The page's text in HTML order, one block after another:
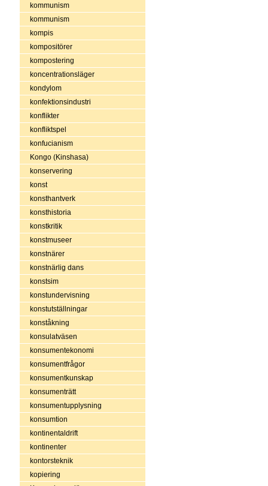
kommunism
kommunism
kompis
kompositörer
kompostering
koncentrationsläger
kondylom
konfektionsindustri
konflikter
konfliktspel
konfucianism
Kongo (Kinshasa)
konservering
konst
konsthantverk
konsthistoria
konstkritik
konstmuseer
konstnärer
konstnärlig dans
konstsim
konstundervisning
konstutställningar
konståkning
konsulatväsen
konsumentekonomi
konsumentfrågor
konsumentkunskap
konsumenträtt
konsumentupplysning
konsumtion
kontinentaldrift
kontinenter
kontorsteknik
kopiering